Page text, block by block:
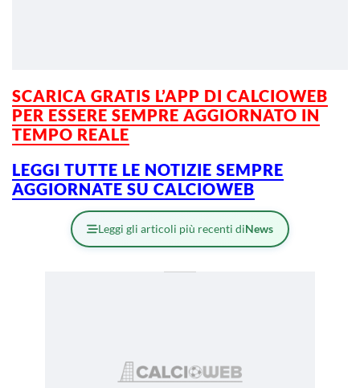
SCARICA GRATIS L’APP DI CALCIOWEB
PER ESSERE SEMPRE AGGIORNATO IN
TEMPO REALE
LEGGI TUTTE LE NOTIZIE SEMPRE
AGGIORNATE SU CALCIOWEB
Leggi gli articoli più recenti diNews